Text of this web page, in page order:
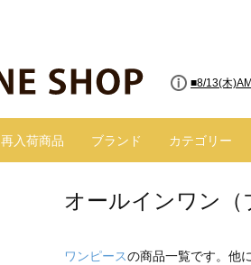
■8/13(木
再入荷商品 ブランド カテゴリー
オールインワン（
ワンピースの商品一覧です。他